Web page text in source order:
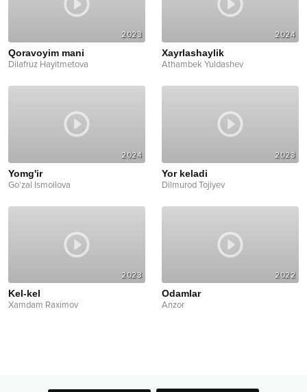
2023
Qoravoyim mani
Dilafruz Hayitmetova
2024
Xayrlashaylik
Athambek Yuldashev
2024
Yomg'ir
Go'zal Ismoilova
2023
Yor keladi
Dilmurod Tojiyev
2023
Kel-kel
Xamdam Raximov
2022
Odamlar
Anzor